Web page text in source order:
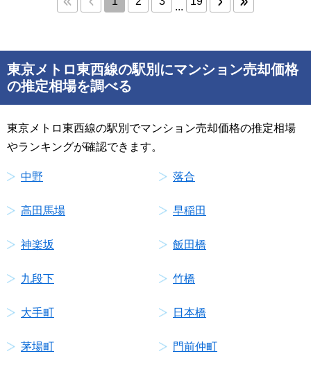
...
東京メトロ東西線の駅別にマンション売却価格
の推定相場を調べる
東京メトロ東西線の駅別でマンション売却価格の推定相場
やランキングが確認できます。
中野 落合
高田馬場 早稲田
神楽坂 飯田橋
九段下 竹橋
大手町 日本橋
茅場町 門前仲町